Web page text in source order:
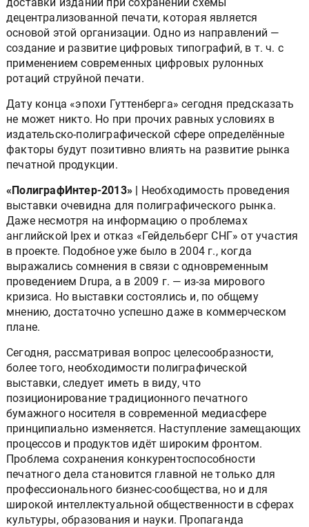
децентрализованной печати, которая является
основой этой организации. Одно из направлений —
создание и развитие цифровых типографий, в т. ч. с
применением современных цифровых рулонных
ротаций струйной печати.
Дату конца «эпохи Гуттенберга» сегодня предсказать
не может никто. Но при прочих равных условиях в
издательско-полиграфической сфере определённые
факторы будут позитивно влиять на развитие рынка
печатной продукции.
«ПолиграфИнтер-2013» | Необходимость проведения
выставки очевидна для полиграфического рынка.
Даже несмотря на информацию о проблемах
английской Ipex и отказ «Гейдельберг СНГ» от участия
в проекте. Подобное уже было в 2004 г., когда
выражались сомнения в связи с одновременным
проведением Drupa, а в 2009 г. — из-за мирового
кризиса. Но выставки состоялись и, по общему
мнению, достаточно успешно даже в коммерческом
плане.
Сегодня, рассматривая вопрос целесообразности,
более того, необходимости полиграфической
выставки, следует иметь в виду, что
позиционирование традиционного печатного
бумажного носителя в современной медиасфере
принципиально изменяется. Наступление замещающих
процессов и продуктов идёт широким фронтом.
Проблема сохранения конкурентоспособности
печатного дела становится главной не только для
профессионального бизнес-сообщества, но и для
широкой интеллектуальной общественности в сферах
культуры, образования и науки. Пропаганда